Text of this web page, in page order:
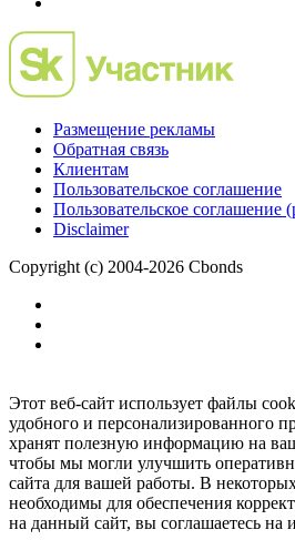
Размещение рекламы
Обратная связь
Клиентам
Пользовательское соглашение
Пользовательское соглашение
Disclaimer
Copyright (c) 2004-2026 Cbonds
Этот веб-сайт использует файлы
удобного и персонализированного
хранят полезную информацию на
чтобы мы могли улучшить
сайта для вашей работы. В
необходимы для обеспечения
на данный сайт, вы соглашаетесь на